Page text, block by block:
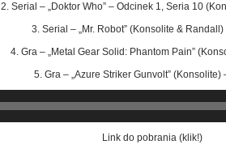
2. Serial – „Doktor Who” – Odcinek 1, Seria 10
3. Serial – „Mr. Robot” (Konsolite &
4. Gra – „Metal Gear Solid: Phantom Pain”
5. Gra – „Azure Striker Gunvolt” (Konsolite)
plików
dźwiękowych
Link do pobrania (klik!)